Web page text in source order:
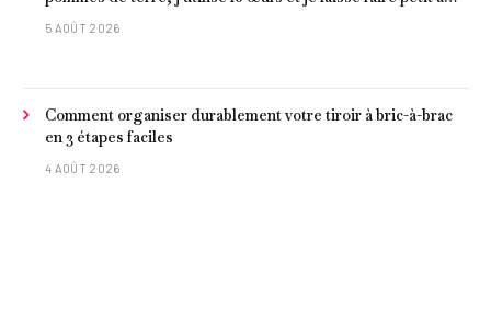
petit »
5 AOÛT 2026
Comment organiser durablement votre tiroir à bric-à-brac
en 3 étapes faciles
4 AOÛT 2026